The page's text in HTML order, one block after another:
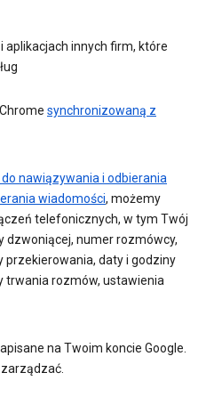
innych firm, które
synchronizowaną z
do nawiązywania i odbierania
wiadomości, możemy
telefonicznych, w tym Twój
dzwoniącej, numer rozmówcy,
daty i godziny
trwania rozmów, ustawienia
na Twoim koncie Google.